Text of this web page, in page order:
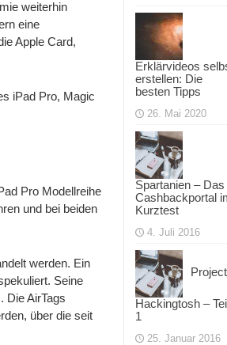
weiterhin
eine
Apple Card,
iPad Pro, Magic
Pro Modellreihe
und bei beiden
werden. Ein
Seine
Die AirTags
über die seit
Erklärvideos
erstellen: Die
besten Tipps
26. Mai 2020
Spartanien – Das
Cashbackportal
Kurztest
4. Juli 2016
Project
Hackingtosh –
1
25. Januar 2016